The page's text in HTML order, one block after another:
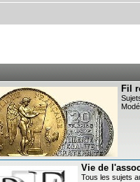
Fil
Vie de
Tous les sujets